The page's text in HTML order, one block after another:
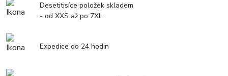
Desetitisíce položek skladem
- od XXS až po 7XL
Expedice do 24 hodin